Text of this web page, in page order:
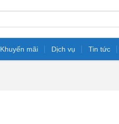
Khuyến mãi Dịch vụ Tin tức